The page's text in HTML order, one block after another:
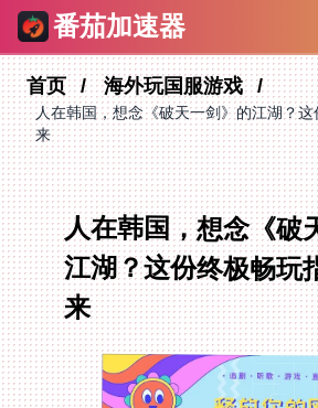
番茄加速器
首页 海外玩国服游戏
人在韩国，想念《破天一剑》的江湖？
来
人在韩国，想念《破
江湖？这份终极畅玩
来